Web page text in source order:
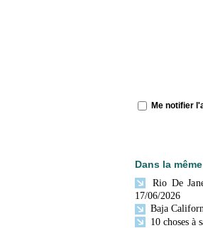
Me notifier
Dans la
Rio De
17/06/2026
Baja
10 choses à